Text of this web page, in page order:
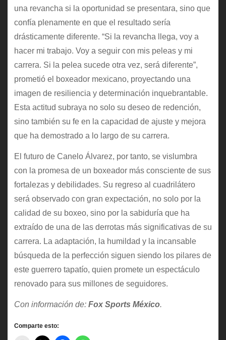
una revancha si la oportunidad se presentara, sino que
confía plenamente en que el resultado sería
drásticamente diferente. “Si la revancha llega, voy a
hacer mi trabajo. Voy a seguir con mis peleas y mi
carrera. Si la pelea sucede otra vez, será diferente”,
prometió el boxeador mexicano, proyectando una
imagen de resiliencia y determinación inquebrantable.
Esta actitud subraya no solo su deseo de redención,
sino también su fe en la capacidad de ajuste y mejora
que ha demostrado a lo largo de su carrera.
El futuro de Canelo Álvarez, por tanto, se vislumbra
con la promesa de un boxeador más consciente de sus
fortalezas y debilidades. Su regreso al cuadrilátero
será observado con gran expectación, no solo por la
calidad de su boxeo, sino por la sabiduría que ha
extraído de una de las derrotas más significativas de su
carrera. La adaptación, la humildad y la incansable
búsqueda de la perfección siguen siendo los pilares de
este guerrero tapatío, quien promete un espectáculo
renovado para sus millones de seguidores.
Con información de: Fox Sports México.
Comparte esto: